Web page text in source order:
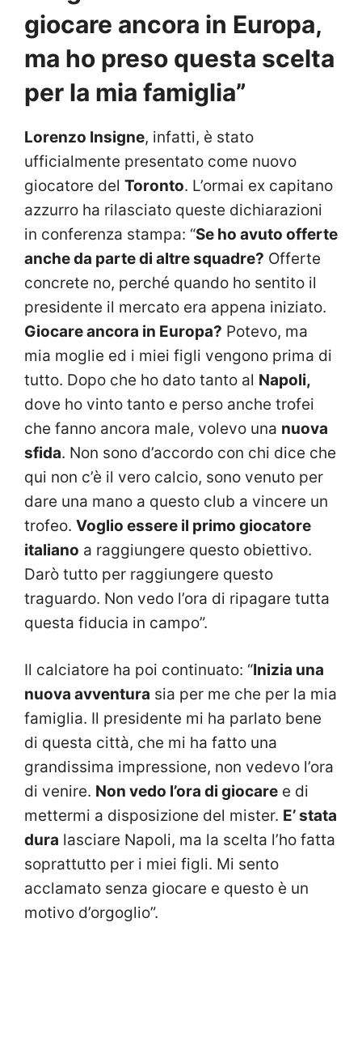
giocare ancora in Europa,
ma ho preso questa scelta
per la mia famiglia”
Lorenzo Insigne, infatti, è stato
ufficialmente presentato come nuovo
giocatore del Toronto. L’ormai ex capitano
azzurro ha rilasciato queste dichiarazioni
in conferenza stampa: “Se ho avuto offerte
anche da parte di altre squadre? Offerte
concrete no, perché quando ho sentito il
presidente il mercato era appena iniziato.
Giocare ancora in Europa? Potevo, ma
mia moglie ed i miei figli vengono prima di
tutto. Dopo che ho dato tanto al Napoli,
dove ho vinto tanto e perso anche trofei
che fanno ancora male, volevo una nuova
sfida. Non sono d’accordo con chi dice che
qui non c’è il vero calcio, sono venuto per
dare una mano a questo club a vincere un
trofeo. Voglio essere il primo giocatore
italiano a raggiungere questo obiettivo.
Darò tutto per raggiungere questo
traguardo. Non vedo l’ora di ripagare tutta
questa fiducia in campo”.
Il calciatore ha poi continuato: “Inizia una
nuova avventura sia per me che per la mia
famiglia. Il presidente mi ha parlato bene
di questa città, che mi ha fatto una
grandissima impressione, non vedevo l’ora
di venire. Non vedo l’ora di giocare e di
mettermi a disposizione del mister. E’ stata
dura lasciare Napoli, ma la scelta l’ho fatta
soprattutto per i miei figli. Mi sento
acclamato senza giocare e questo è un
motivo d’orgoglio”.